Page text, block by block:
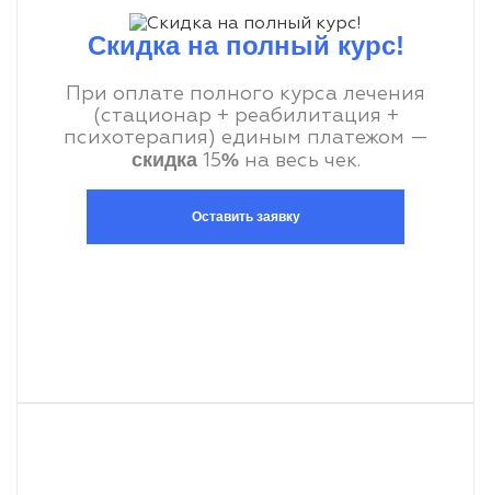
Скидка на полный курс!
При оплате полного курса лечения
(стационар + реабилитация +
психотерапия) единым платежом —
скидка 15%на весь чек.
Оставить заявку